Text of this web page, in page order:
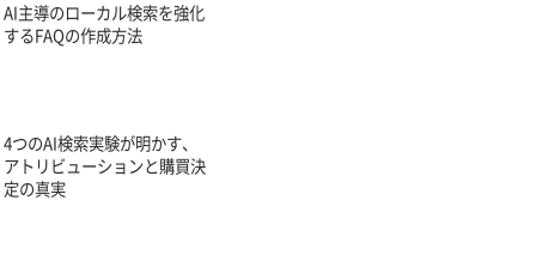
AI主導のローカル検索を強化
するFAQの作成方法
4つのAI検索実験が明かす、
アトリビューションと購買決
定の真実